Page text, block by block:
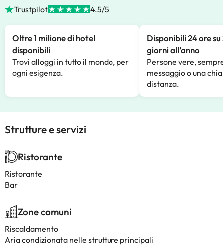
Trustpilot 4.5/5
Oltre 1 milione di hotel
disponibili
Trovi alloggi in tutto il mondo, per
ogni esigenza.
Disponibili 24 ore su
giorni all’anno
Persone vere,
messaggio o una
distanza.
Strutture e servizi
Ristorante
Ristorante
Bar
Zone comuni
Riscaldamento
Aria condizionata nelle strutture principali